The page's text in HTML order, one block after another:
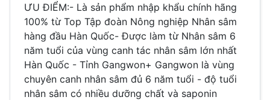
ƯU ĐIỂM:- Là sản phẩm nhập khẩu chính hãng
100% từ Top Tập đoàn Nông nghiệp Nhân sâm
hàng đầu Hàn Quốc- Được làm từ Nhân sâm 6
năm tuổi của vùng canh tác nhân sâm lớn nhất
Hàn Quốc - Tỉnh Gangwon+ Gangwon là vùng
chuyên canh nhân sâm đủ 6 năm tuổi - độ tuổi
nhân sâm có nhiều dưỡng chất và saponin